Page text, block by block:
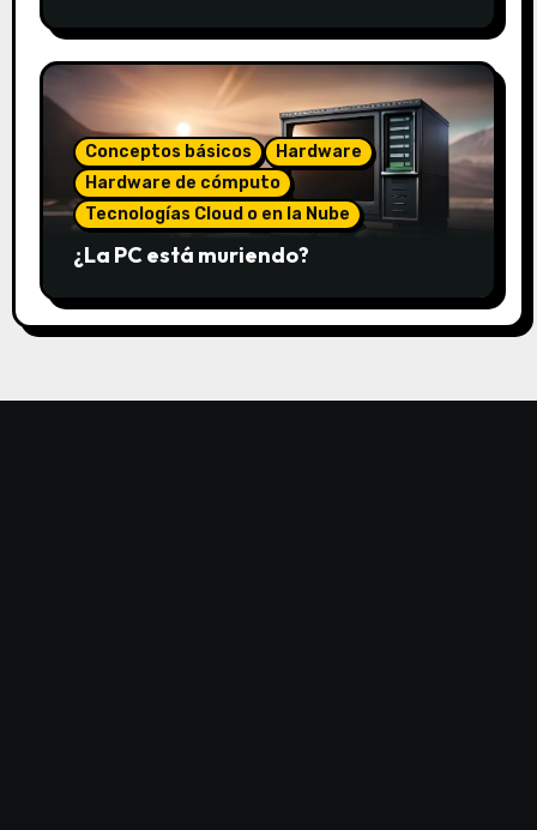
Conceptos básicos
Hardware
Hardware de cómputo
Tecnologías Cloud o en la Nube
¿La PC está muriendo?